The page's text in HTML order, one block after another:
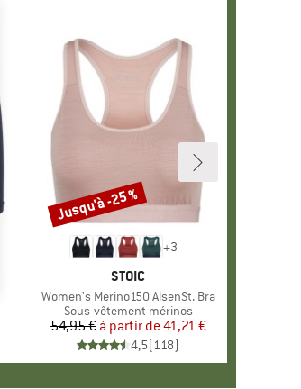
+3
MARQUE
STOIC
Article
Women's Merino150 AlsenSt. Bra
Product group
Sous-vêtement mérinos
Prix
54,95 € Prix réduit
à partir de41,21 €
4,5(118)
Remise
Jusqu'à -25 %